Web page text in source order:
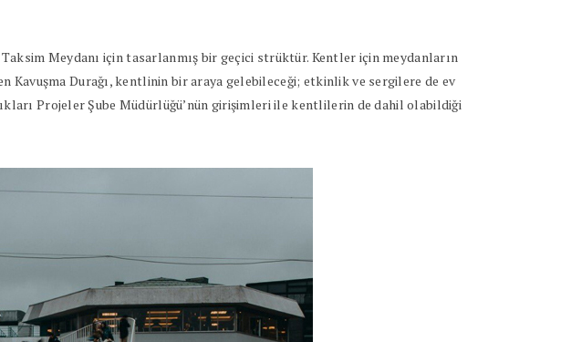
Meydanı için tasarlanmış bir geçici strüktür. Kentler için meydanların
Kavuşma Durağı, kentlinin bir araya gelebileceği; etkinlik ve sergilere de ev
Projeler Şube Müdürlüğü’nün girişimleri ile kentlilerin de dahil olabildiği